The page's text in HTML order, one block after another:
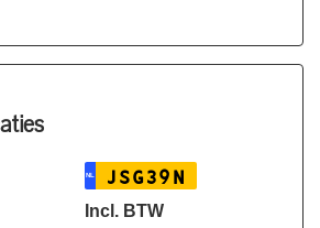
op weg.
km, afhankelijk van wat
bereikt, in
met de voorwaarden
Stellantis Care
beschikbaar voor alle
NL JSG39N
Incl. BTW